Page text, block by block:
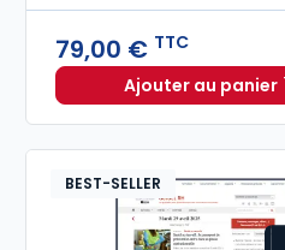
HT/mois
79,00 € TTC
Ajouter au panier
Code
BEST-SELLER